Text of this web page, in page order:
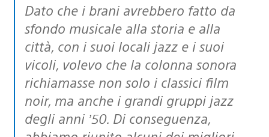
Dato che i brani avrebbero fatto da
sfondo musicale alla storia e alla
città, con i suoi locali jazz e i suoi
vicoli, volevo che la colonna sonora
richiamasse non solo i classici film
noir, ma anche i grandi gruppi jazz
degli anni ’50. Di conseguenza,